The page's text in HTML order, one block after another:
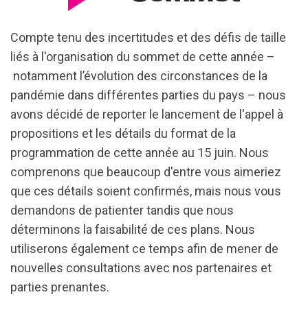
Compte tenu des incertitudes et des défis de taille
liés à l'organisation du sommet de cette année –
notamment l’évolution des circonstances de la
pandémie dans différentes parties du pays – nous
avons décidé de reporter le lancement de l'appel à
propositions et les détails du format de la
programmation de cette année au 15 juin. Nous
comprenons que beaucoup d'entre vous aimeriez
que ces détails soient confirmés, mais nous vous
demandons de patienter tandis que nous
déterminons la faisabilité de ces plans. Nous
utiliserons également ce temps afin de mener de
nouvelles consultations avec nos partenaires et
parties prenantes.